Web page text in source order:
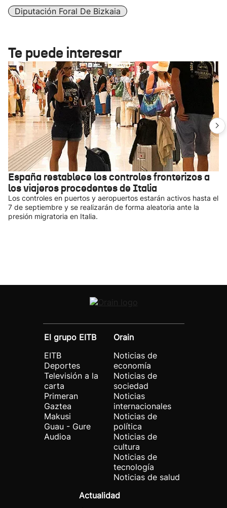
Diputación Foral De Bizkaia
Te puede interesar
España restablece los controles fronterizos a
los viajeros procedentes de Italia
Los controles en puertos y aeropuertos estarán activos hasta el
7 de septiembre y se realizarán de forma aleatoria ante la
presión migratoria en Italia.
El grupo EITB
EITB
Deportes
Televisión a la
carta
Primeran
Gaztea
Makusi
Guau - Gure
Audioa
Orain
Noticias de
economía
Noticias de
sociedad
Noticias
internacionales
Noticias de
política
Noticias de
cultura
Noticias de
tecnología
Noticias de salud
Actualidad